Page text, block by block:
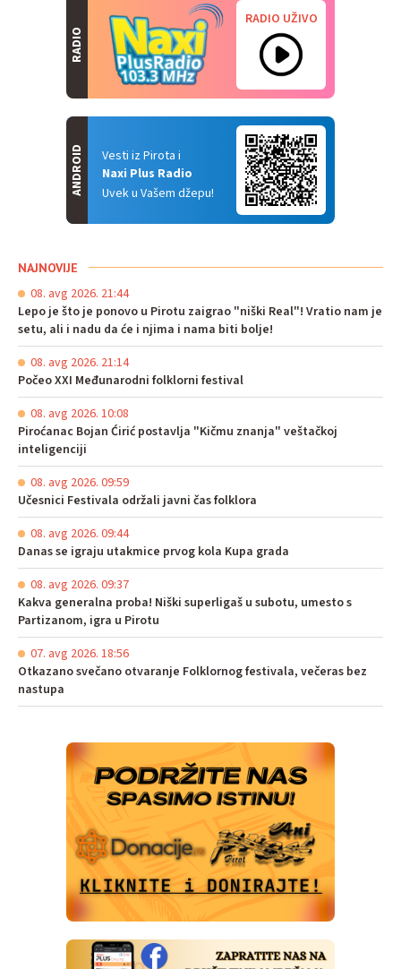
RADIO
RADIO UŽIVO
Vesti iz Pirota i
Naxi Plus Radio
Uvek u Vašem džepu!
ANDROID
NAJNOVIJE
08. avg 2026. 21:44
Lepo je što je ponovo u Pirotu zaigrao "niški Real"! Vratio nam je
setu, ali i nadu da će i njima i nama biti bolje!
08. avg 2026. 21:14
Počeo XXI Međunarodni folklorni festival
08. avg 2026. 10:08
Piroćanac Bojan Ćirić postavlja "Kičmu znanja" veštačkoj
inteligenciji
08. avg 2026. 09:59
Učesnici Festivala održali javni čas folklora
08. avg 2026. 09:44
Danas se igraju utakmice prvog kola Kupa grada
08. avg 2026. 09:37
Kakva generalna proba! Niški superligaš u subotu, umesto s
Partizanom, igra u Pirotu
07. avg 2026. 18:56
Otkazano svečano otvaranje Folklornog festivala, večeras bez
nastupa